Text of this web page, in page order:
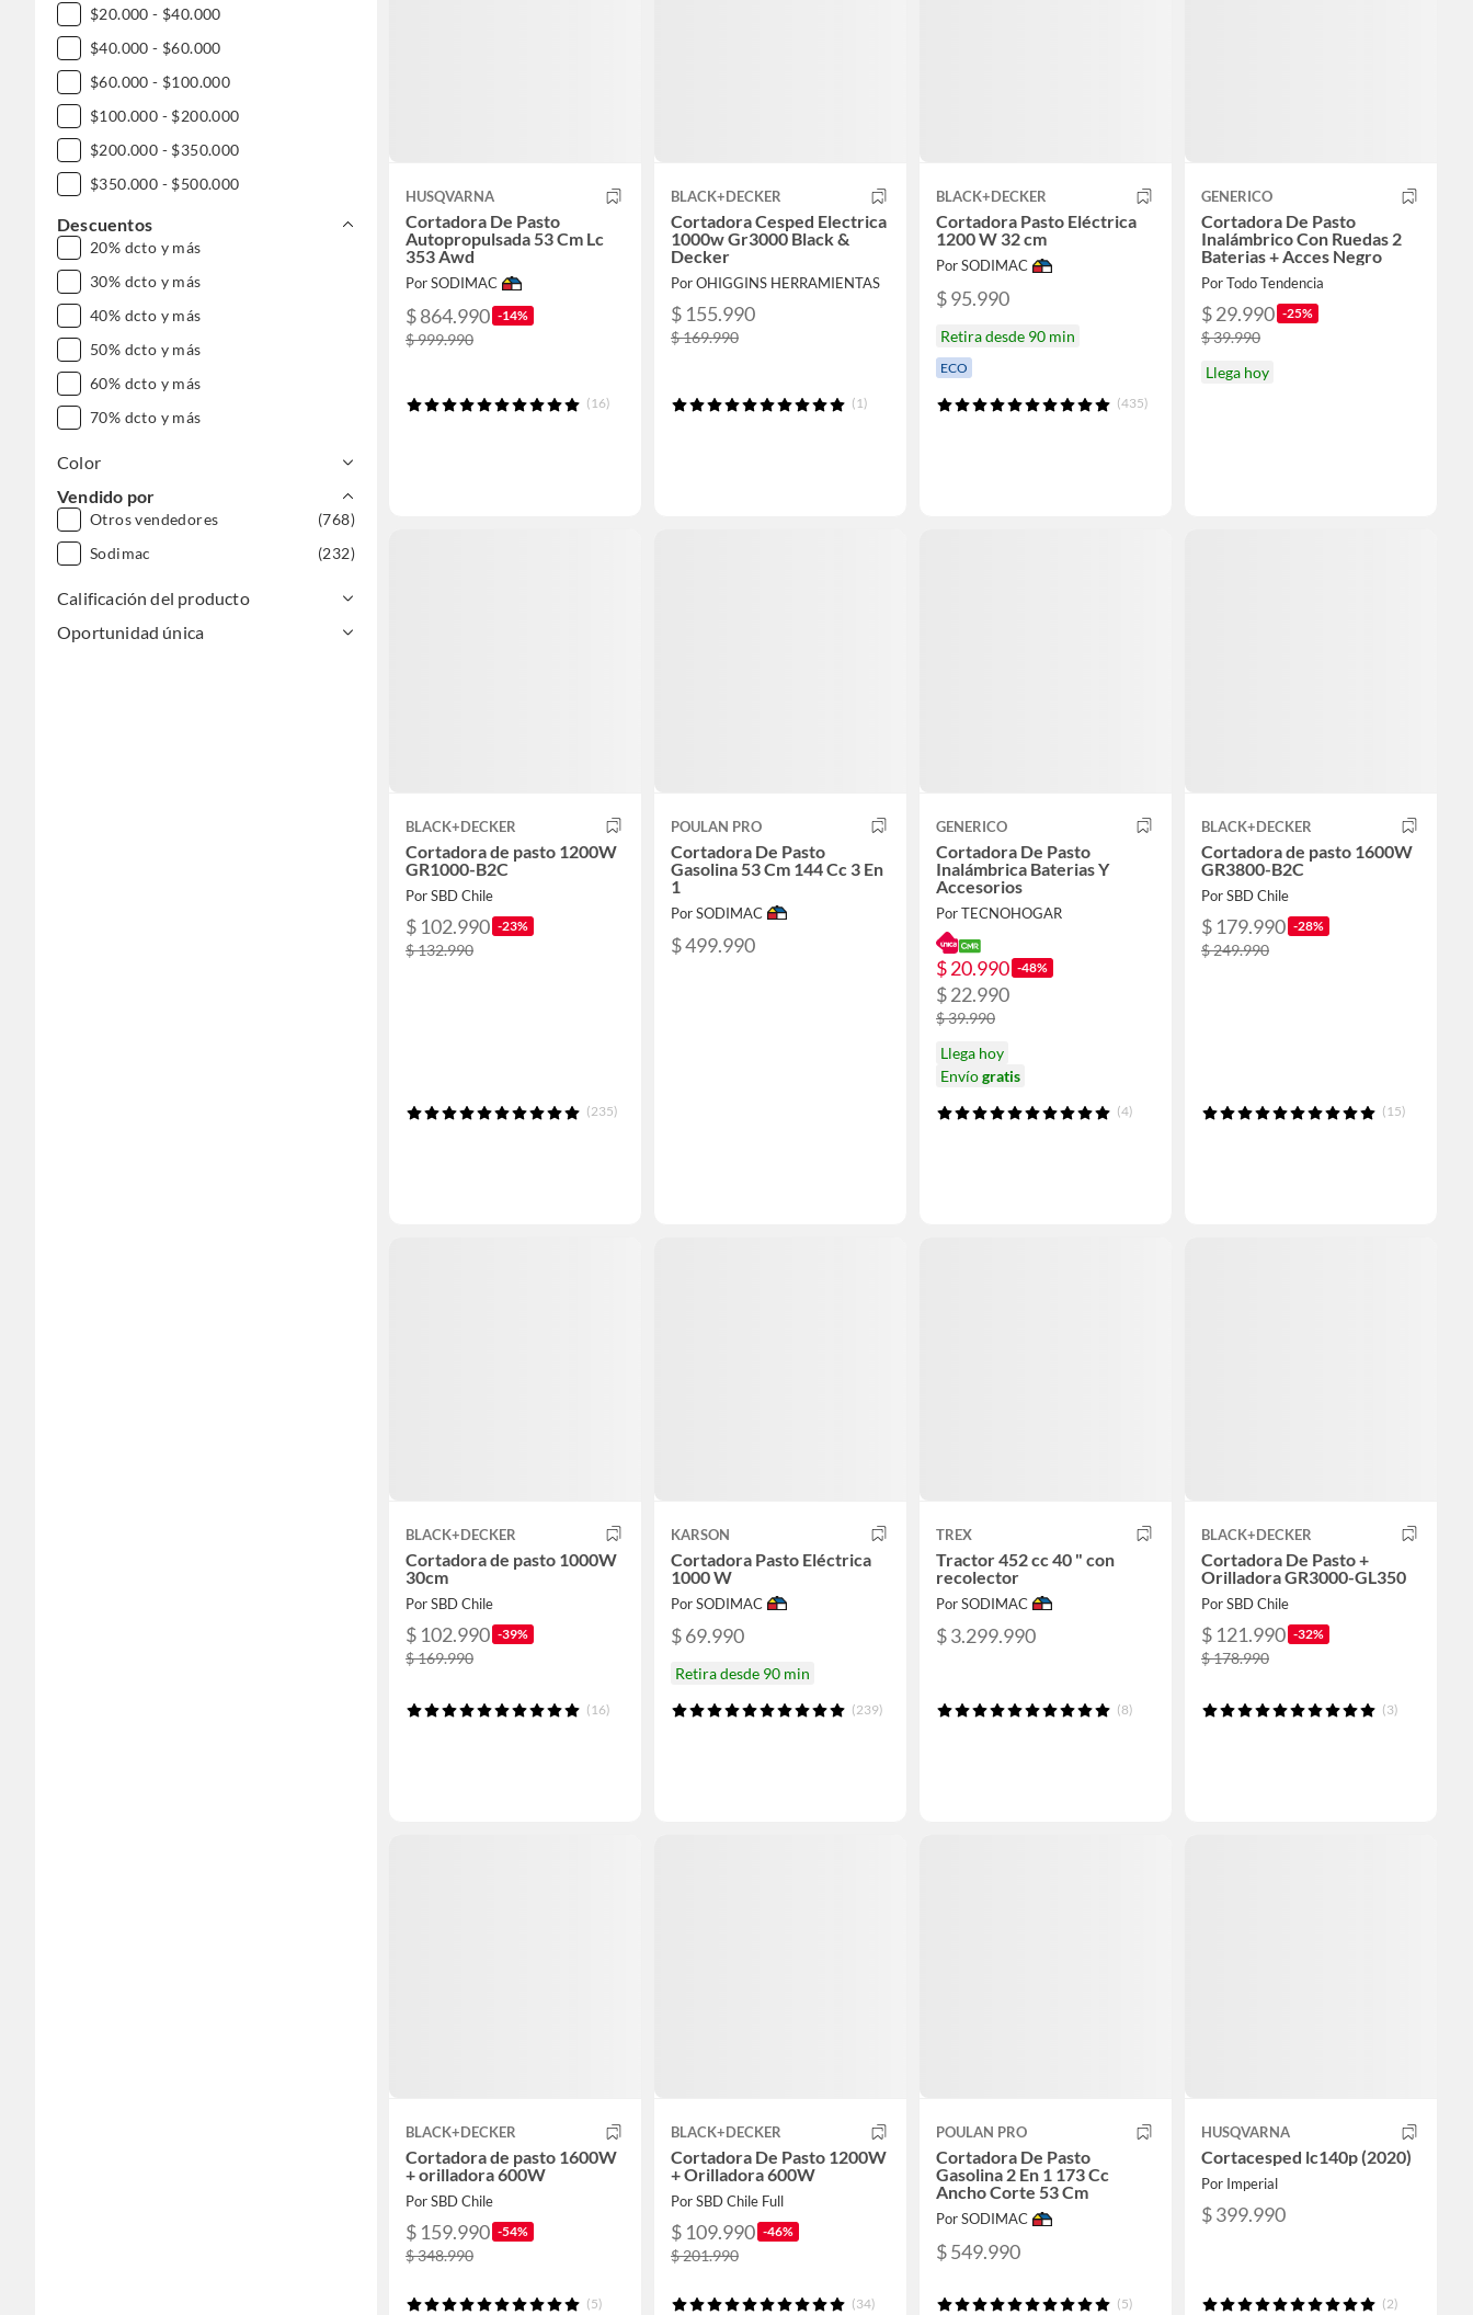
$20.000 - $40.000
$40.000 - $60.000
$60.000 - $100.000
$100.000 - $200.000
$200.000 - $350.000
$350.000 - $500.000
$500.000 - $1.000.000
DESDE $1.000.000
Descuentos
20% dcto y más
30% dcto y más
40% dcto y más
50% dcto y más
60% dcto y más
70% dcto y más
Color
Vendido por
Otros vendedores
(768)
Sodimac
(232)
Calificación del producto
Oportunidad única
HUSQVARNA
Cortadora De Pasto
Autopropulsada 53 Cm Lc
353 Awd
Por SODIMAC
$ 864.990 -14%
$ 999.990
(16)
BLACK+DECKER
Cortadora Cesped Electrica
1000w Gr3000 Black &
Decker
Por OHIGGINS HERRAMIENTAS
$ 155.990
$ 169.990
(1)
BLACK+DECKER
Cortadora Pasto Eléctrica
1200 W 32 cm
Por SODIMAC
$ 95.990
Retira desde 90 min
ECO
(435)
GENERICO
Cortadora De Pasto
Inalámbrico Con Ruedas 2
Baterias + Acces Negro
Por Todo Tendencia
$ 29.990 -25%
$ 39.990
Llega hoy
BLACK+DECKER
Cortadora de pasto 1200W
GR1000-B2C
Por SBD Chile
$ 102.990 -23%
$ 132.990
(235)
POULAN PRO
Cortadora De Pasto
Gasolina 53 Cm 144 Cc 3 En
1
Por SODIMAC
$ 499.990
GENERICO
Cortadora De Pasto
Inalámbrica Baterias Y
Accesorios
Por TECNOHOGAR
$ 20.990 -48%
$ 22.990
$ 39.990
Llega hoy
Envíogratis
(4)
BLACK+DECKER
Cortadora de pasto 1600W
GR3800-B2C
Por SBD Chile
$ 179.990 -28%
$ 249.990
(15)
BLACK+DECKER
Cortadora de pasto 1000W
30cm
Por SBD Chile
$ 102.990 -39%
$ 169.990
(16)
KARSON
Cortadora Pasto Eléctrica
1000 W
Por SODIMAC
$ 69.990
Retira desde 90 min
(239)
TREX
Tractor 452 cc 40 " con
recolector
Por SODIMAC
$ 3.299.990
(8)
BLACK+DECKER
Cortadora De Pasto +
Orilladora GR3000-GL350
Por SBD Chile
$ 121.990 -32%
$ 178.990
(3)
BLACK+DECKER
Cortadora de pasto 1600W
+ orilladora 600W
Por SBD Chile
$ 159.990 -54%
$ 348.990
(5)
BLACK+DECKER
Cortadora De Pasto 1200W
+ Orilladora 600W
Por SBD Chile Full
$ 109.990 -46%
$ 201.990
(34)
POULAN PRO
Cortadora De Pasto
Gasolina 2 En 1 173 Cc
Ancho Corte 53 Cm
Por SODIMAC
$ 549.990
(5)
HUSQVARNA
Cortacesped lc140p (2020)
Por Imperial
$ 399.990
(2)